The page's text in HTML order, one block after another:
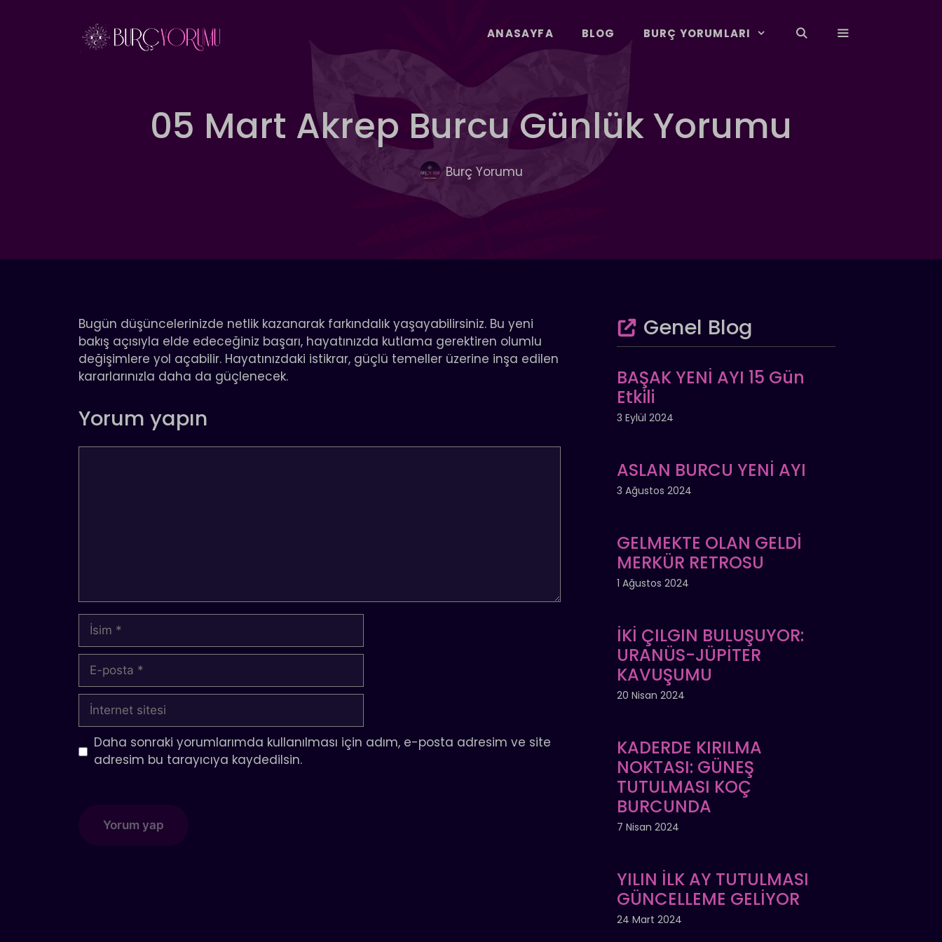
ANASAYFA BLOG BURÇ YORUMLARI
05 Mart Akrep Burcu Günlük Yorumu
Burç Yorumu
Bugün düşüncelerinizde netlik kazanarak farkındalık yaşayabilirsiniz. Bu yeni
bakış açısıyla elde edeceğiniz başarı, hayatınızda kutlama gerektiren olumlu
değişimlere yol açabilir. Hayatınızdaki istikrar, güçlü temeller üzerine inşa edilen
kararlarınızla daha da güçlenecek.
Yorum yapın
İsim
posta
İnternet
sitesi
Daha sonraki yorumlarımda kullanılması için adım, e-posta adresim ve site
adresim bu tarayıcıya kaydedilsin.
Genel Blog
BAŞAK YENİ AYI 15 Gün
Etkili
3 Eylül 2024
ASLAN BURCU YENİ AYI
3 Ağustos 2024
GELMEKTE OLAN GELDİ
MERKÜR RETROSU
1 Ağustos 2024
İKİ ÇILGIN BULUŞUYOR:
URANÜS-JÜPİTER
KAVUŞUMU
20 Nisan 2024
KADERDE KIRILMA
NOKTASI: GÜNEŞ
TUTULMASI KOÇ
BURCUNDA
7 Nisan 2024
YILIN İLK AY TUTULMASI
GÜNCELLEME GELİYOR
24 Mart 2024